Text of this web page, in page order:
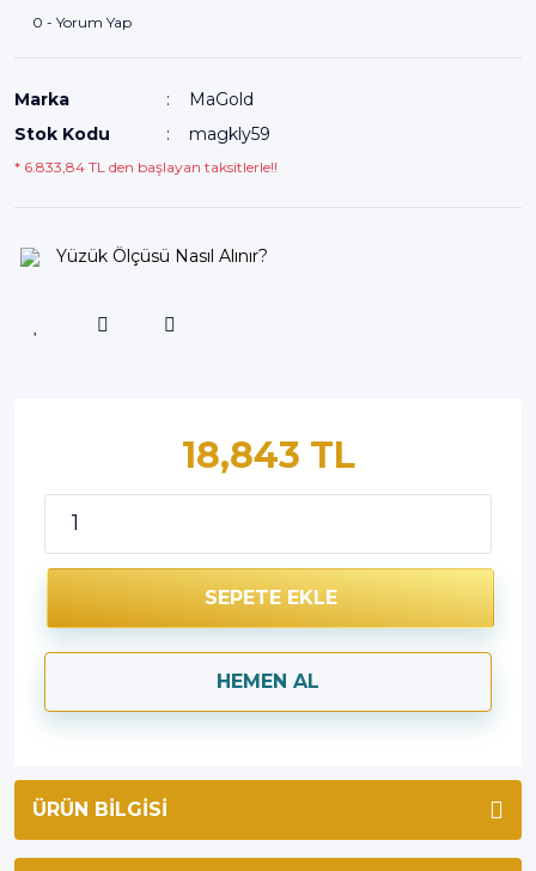
0 - Yorum Yap
Marka
MaGold
Stok Kodu
magkly59
* 6.833,84 TL den başlayan taksitlerle!!
Yüzük Ölçüsü Nasıl Alınır?
18,843 TL
SEPETE EKLE
HEMEN AL
ÜRÜN BILGISI